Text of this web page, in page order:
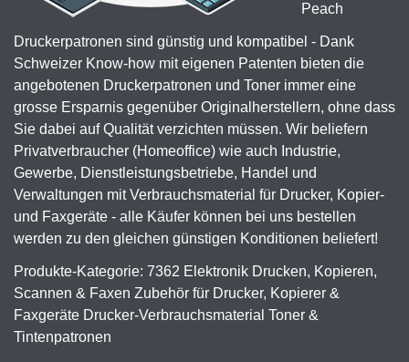
Peach
Druckerpatronen sind günstig und kompatibel - Dank
Schweizer Know-how mit eigenen Patenten bieten die
angebotenen Druckerpatronen und Toner immer eine
grosse Ersparnis gegenüber Originalherstellern, ohne dass
Sie dabei auf Qualität verzichten müssen. Wir beliefern
Privatverbraucher (Homeoffice) wie auch Industrie,
Gewerbe, Dienstleistungsbetriebe, Handel und
Verwaltungen mit Verbrauchsmaterial für Drucker, Kopier-
und Faxgeräte - alle Käufer können bei uns bestellen
werden zu den gleichen günstigen Konditionen beliefert!
Produkte-Kategorie: 7362 Elektronik Drucken, Kopieren,
Scannen & Faxen Zubehör für Drucker, Kopierer &
Faxgeräte Drucker-Verbrauchsmaterial Toner &
Tintenpatronen